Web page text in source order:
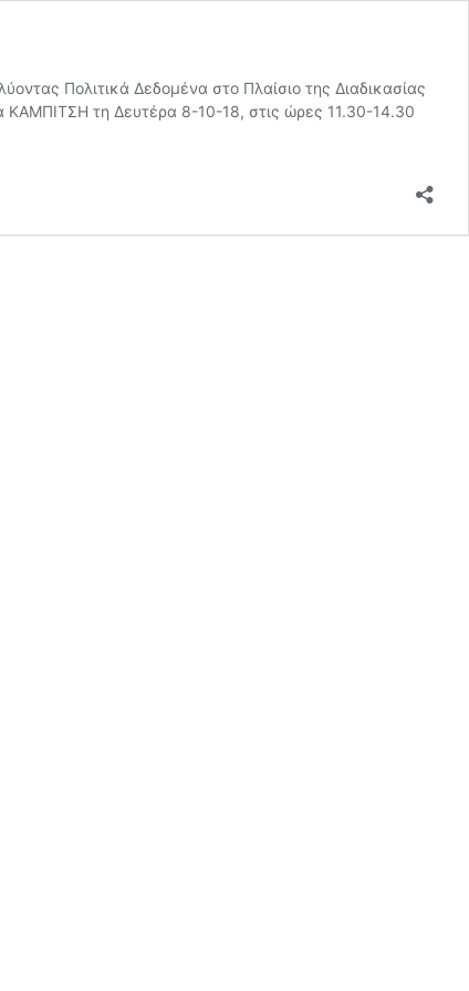
Πολιτικά Δεδομένα στο Πλαίσιο της Διαδικασίας
ΚΑΜΠΙΤΣΗ τη Δευτέρα 8-10-18, στις ώρες 11.30-14.30